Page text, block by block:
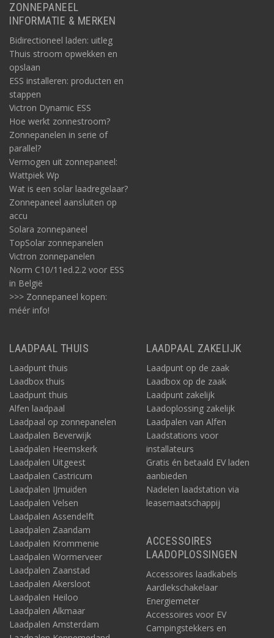
ZONNEPANEEL
INFORMATIE & MERKEN
Bidirectioneel laden: uitleg
Thuis stroom opwekken en
opslaan
ESS installeren: producten en
stappen
Victron Dynamic ESS
Hoe werkt zonnestroom?
Zonnepanelen in serie of
parallel?
Vermogen uit zonnepaneel:
Wattpiek Wp
Wat is een solar laadregelaar?
Zonnepaneel aansluiten op
accu
Solara zonnepaneel
TopSolar zonnepanelen
Victron zonnepanelen
Norm C10/11ed.2.2 voor ESS
in België
>>> Zonnepaneel kopen:
méér info!
LAADPAAL THUIS
Laadpunt thuis
Laadbox thuis
Laadpunt thuis
Alfen laadpaal
Laadpaal op zonnepanelen
Laadpalen Beverwijk
Laadpalen Heemskerk
Laadpalen Uitgeest
Laadpalen Castricum
Laadpalen IJmuiden
Laadpalen Velsen
Laadpalen Assendelft
Laadpalen Zaandam
Laadpalen Krommenie
Laadpalen Wormerveer
Laadpalen Zaanstad
Laadpalen Akersloot
Laadpalen Heiloo
Laadpalen Alkmaar
Laadpalen Amsterdam
LAADPAAL ZAKELIJK
Laadpunt op de zaak
Laadbox op de zaak
Laadpunt zakelijk
Laadoplossing zakelijk
Laadpalen van Alfen
Laadstations voor
installateurs
Gratis én betaald EV laden
aanbieden
Nadelen laadstation via
leasemaatschappij
ACCESSOIRES
LAADOPLOSSINGEN
Accessoires laadkabels
Aardlekschakelaar
Energiemeter
Accessoires voor EV
Campingstekkers en